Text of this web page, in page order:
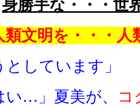
身勝手な・・・世
類文明を・・・
としています」
い…」夏美が、
コ